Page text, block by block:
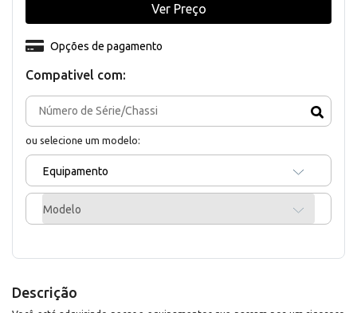
Compativel com:
ou selecione um modelo:
Equipamento
Modelo
Opções de pagamento
Ver Preço
Descrição